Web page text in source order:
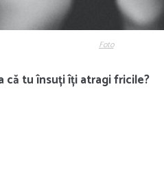
Foto
că tu însuți îți atragi fricile?